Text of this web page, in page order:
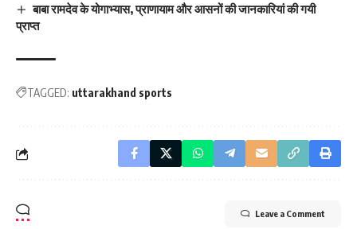
बाबा रामदेव के योगाभ्यास, प्राणायाम और आसनों की जानकारियां की गयी
प्राप्त
TAGGED: uttarakhand sports
Leave a Comment